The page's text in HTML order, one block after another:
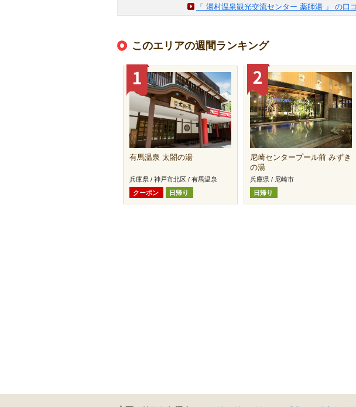
「 湯村温泉観光交流センター 薬師湯 」 の口
このエリアの週間ランキング
有馬温泉 太閤の湯
兵庫県 / 神戸市北区 / 有馬温泉
クーポン
日帰り
尼崎センタープール前 みずき
の湯
兵庫県 / 尼崎市
日帰り